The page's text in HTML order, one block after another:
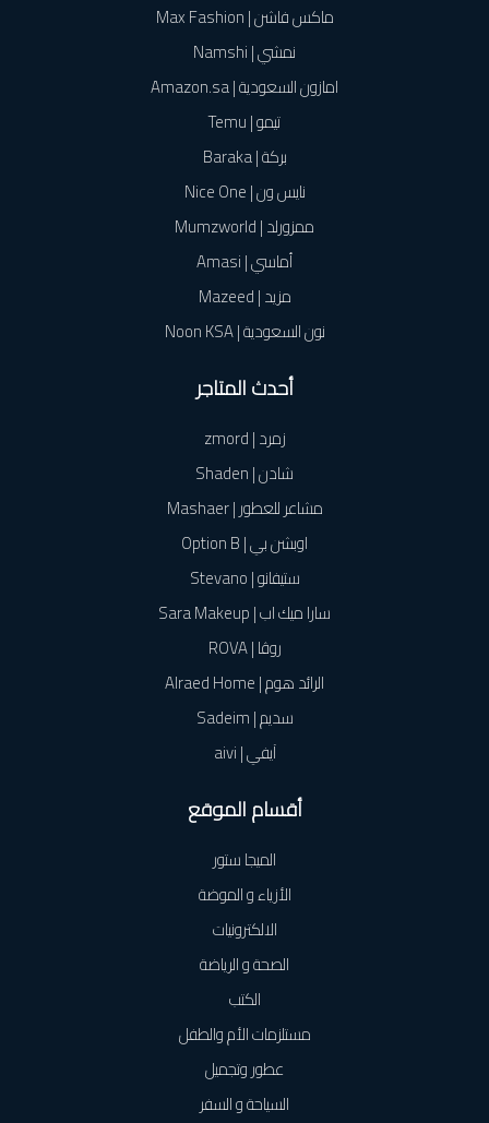
ماكس فاشن | Max Fashion
نمشي | Namshi
امازون السعودية | Amazon.sa
تيمو | Temu
بركة | Baraka
نايس ون | Nice One
ممزورلد | Mumzworld
أماسي | Amasi
مزيد | Mazeed
نون السعودية | Noon KSA
أحدث المتاجر
زمرد | zmord
شادن | Shaden
مشاعر للعطور | Mashaer
اوبشن بي | Option B
ستيفانو | Stevano
سارا ميك اب | Sara Makeup
روڤا | ROVA
الرائد هوم | Alraed Home
سديم | Sadeim
آيفي | aivi
أقسام الموقع
الميجا ستور
الأزياء و الموضة
الالكترونيات
الصحة و الرياضة
الكتب
مستلزمات الأم والطفل
عطور وتجميل
السياحة و السفر